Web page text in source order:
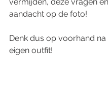
aandacht op de foto!
Denk dus op voorhand
eigen outfit!